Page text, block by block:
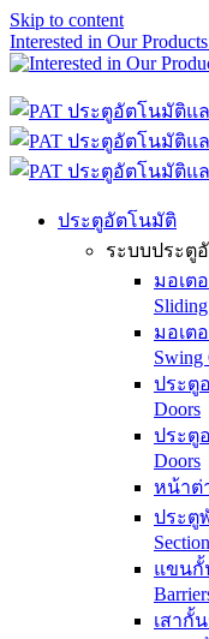
Skip to content
Interested in Our
ประตูอัตโนมัติ
ระบบประตูอั
มอเต
มอเต
Swing
ประตู
Doors
ประตู
Doors
หน้าต่
ประตู
แขนกั้
เสากั้